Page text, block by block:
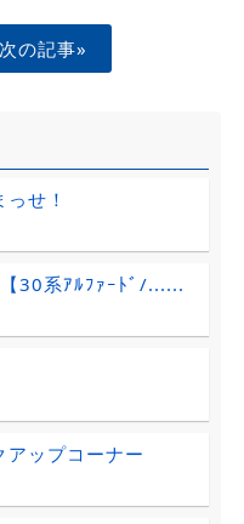
次の記事»
せ！
30系ｱﾙﾌｧｰﾄﾞ/......
アップコーナー